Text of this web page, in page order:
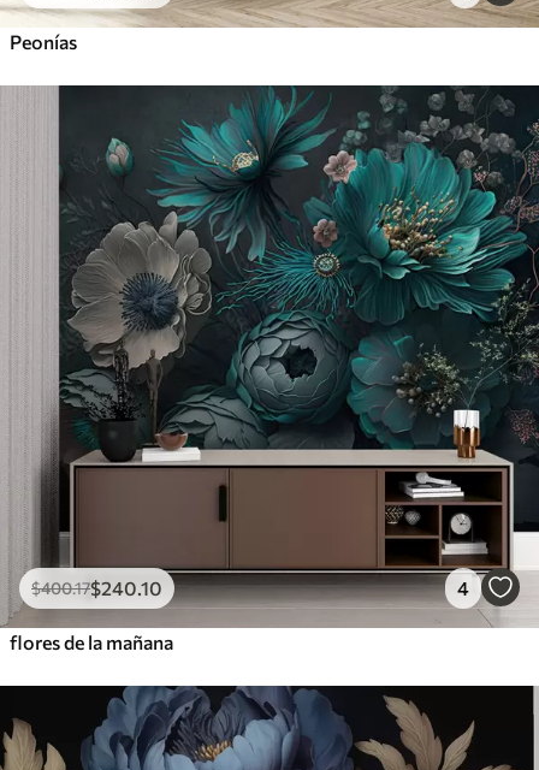
Peonías
$400.17$240.10 4
flores de la mañana